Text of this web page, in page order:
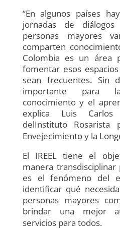
“En algunos países
jornadas de
personas mayores
comparten
Colombia es un área
fomentar esos
sean frecuentes. Sin
importante para
conocimiento y el
explica Luis Carlos
delInstituto
Envejecimiento y la
El IREEL tiene el
manera
es el fenómeno del
identificar qué
personas mayores
brindar una mejor
servicios para todos.